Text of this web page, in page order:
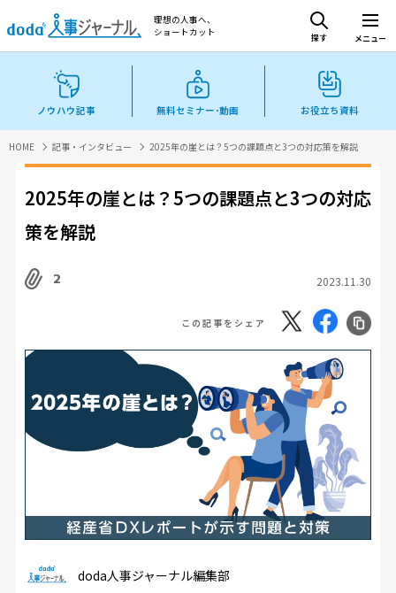
理想の人事へ、
ショートカット
探す メニュー
ノウハウ記事 無料セミナー･動画 お役立ち資料
HOME 記事・インタビュー 2025年の崖とは？5つの課題点と3つの対応策を解説
2025年の崖とは？5つの課題点と3つの対応
策を解説
2 2023.11.30
この記事をシェア
doda人事ジャーナル編集部